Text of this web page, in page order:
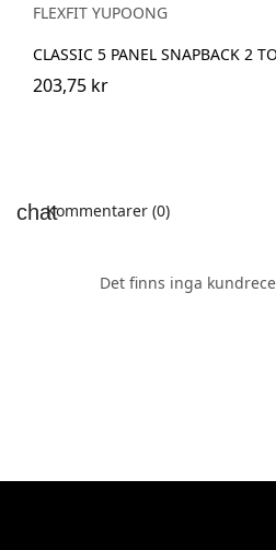
FLEXFIT YUPOONG
CLASSIC 5 PANEL SNAPBACK 2
203,75 kr
Kommentarer (0)
Det finns inga